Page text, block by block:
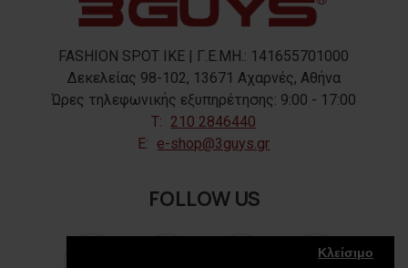
Κλείσιμο
FASHION SPOT IKE | Γ.Ε.ΜΗ.: 141655701000
Δεκελείας 98-102, 13671 Αχαρνές, Αθήνα
Ώρες τηλεφωνικής εξυπηρέτησης: 9:00 - 17:00
T: 210 2846440
E: e-shop@3guys.gr
FOLLOW US